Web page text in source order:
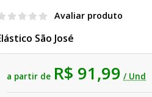
Avaliar produto
São José
a partir de R$ 91,99 / Und